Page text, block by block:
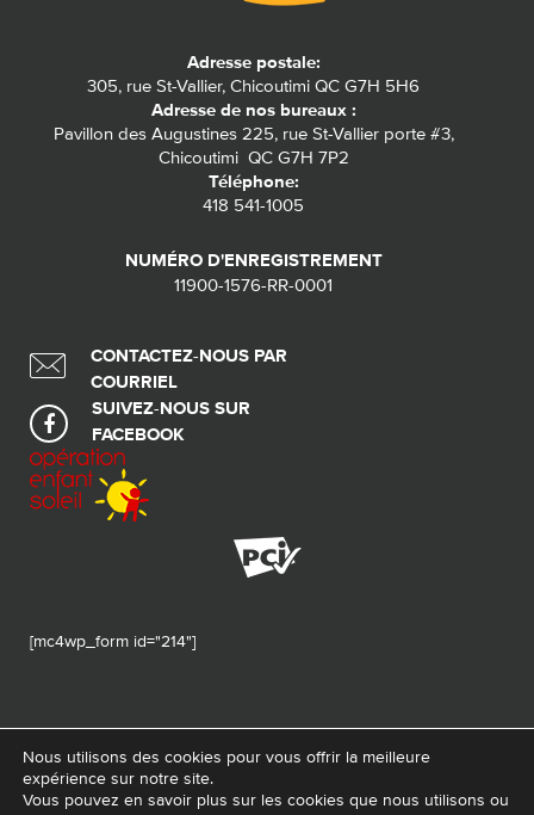
Adresse postale:
305, rue St-Vallier, Chicoutimi QC G7H 5H6
Adresse de nos bureaux :
Pavillon des Augustines 225, rue St-Vallier porte #3,
Chicoutimi QC G7H 7P2
Téléphone:
418 541-1005
NUMÉRO D'ENREGISTREMENT
11900-1576-RR-0001
CONTACTEZ-NOUS PAR
COURRIEL
SUIVEZ-NOUS SUR
FACEBOOK
[mc4wp_form id="214"]
© 2026 Tous droits réservés - Fondation de ma vie – Pour la santé de la
Nous utilisons des cookies pour vous offrir la meilleure
expérience sur notre site.
Vous pouvez en savoir plus sur les cookies que nous utilisons ou